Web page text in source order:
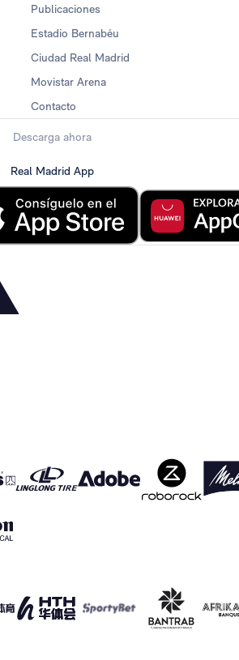
Publicaciones
Estadio Bernabéu
Ciudad Real Madrid
Movistar Arena
Contacto
Descarga ahora
Real Madrid App